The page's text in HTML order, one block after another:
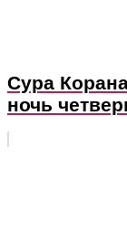
Сура
ночь